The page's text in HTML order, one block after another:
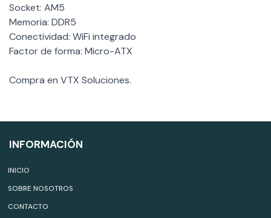
Socket: AM5
Memoria: DDR5
Conectividad: WiFi integrado
Factor de forma: Micro-ATX
Compra en VTX Soluciones.
INFORMACIÓN
INICIO
SOBRE NOSOTROS
CONTACTO